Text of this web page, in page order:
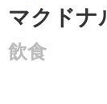
マクドナ
飲食